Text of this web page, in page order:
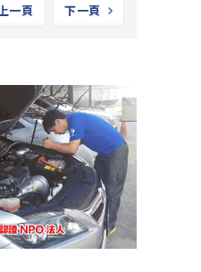
上一頁 下一頁